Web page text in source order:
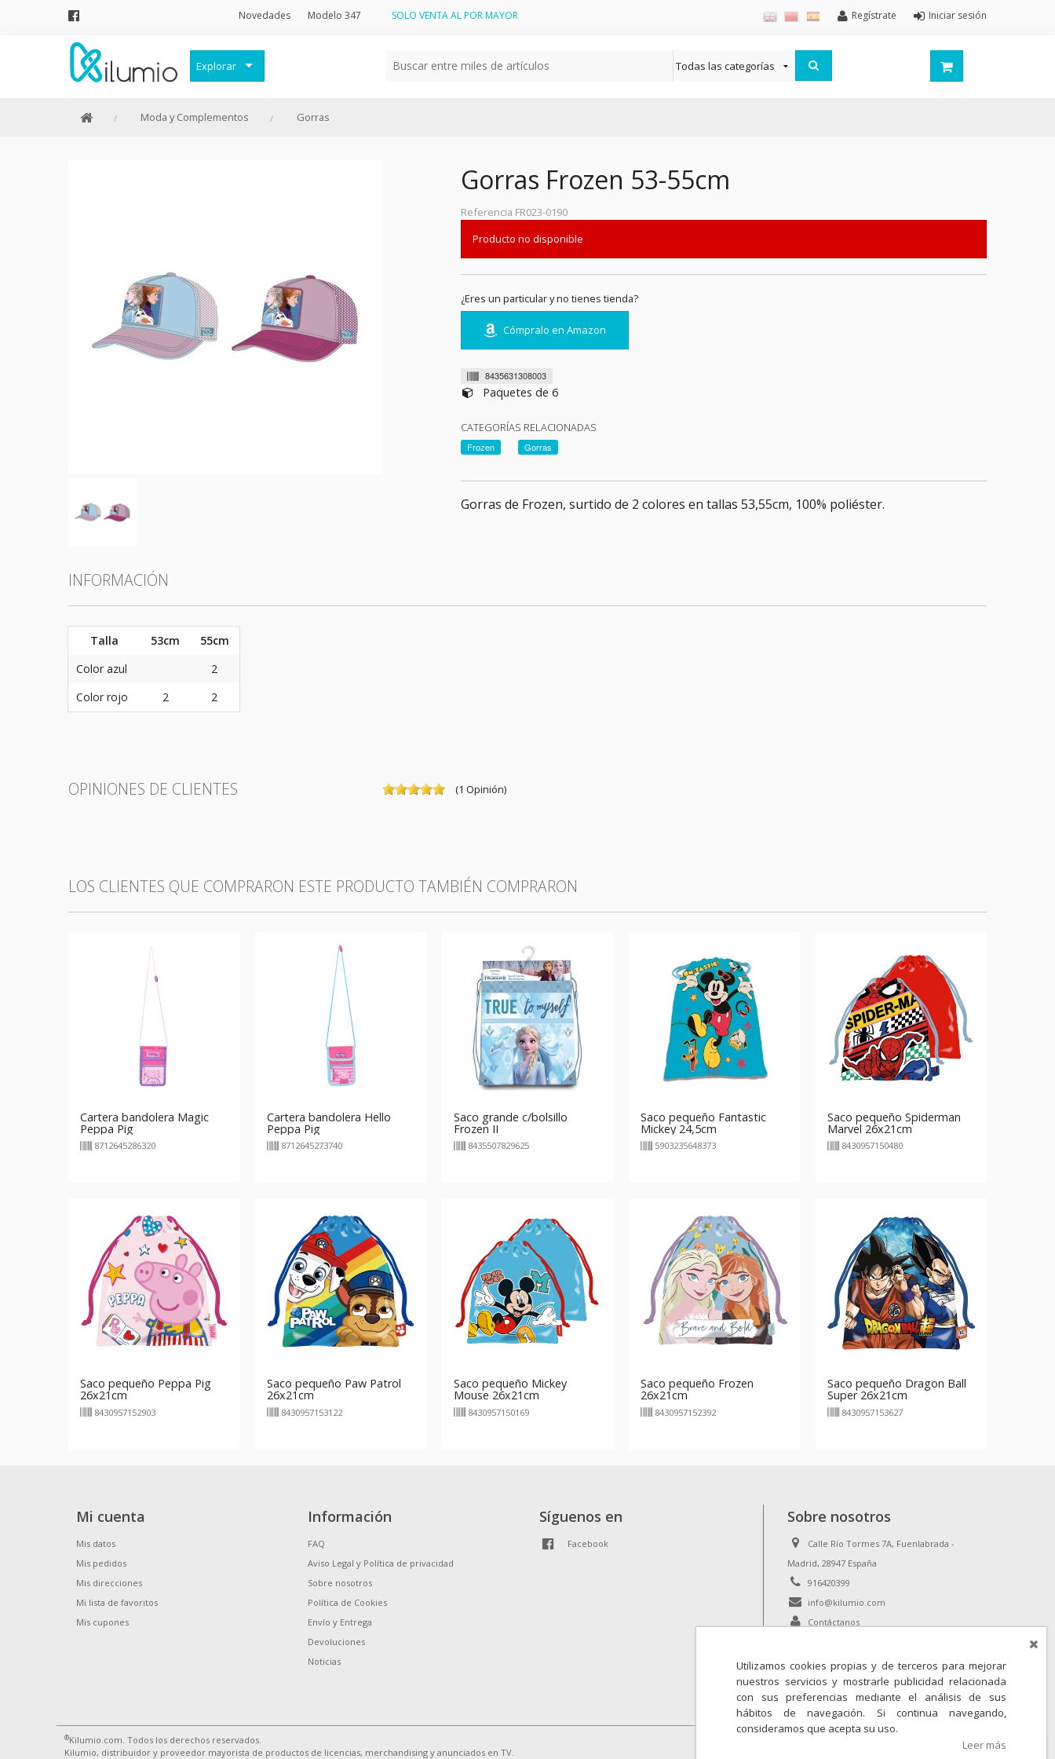
Novedades Modelo 347 SOLO VENTA AL POR MAYOR Iniciar sesión
Regístrate
Explorar
Frases Originales
Outlet
Personajes y marcas
Moda y Complementos Gorras
Gorras Frozen 53-55cm
Referencia FR023-0190
Producto no disponible
¿Eres un particular y no tienes tienda?
Cómpralo en Amazon
8435631308003
Paquetes de 6
CATEGORÍAS RELACIONADAS
Frozen Gorras
Gorras de Frozen, surtido de 2 colores en tallas 53,55cm, 100% poliéster.
INFORMACIÓN
Talla 53cm
55cm
Color azul
2
Color rojo
2 2
OPINIONES DE CLIENTES (1 Opinión)
LOS CLIENTES QUE COMPRARON ESTE PRODUCTO TAMBIÉN COMPRARON
Cartera bandolera Magic
Peppa Pig
8712645286320
Cartera bandolera Hello
Peppa Pig
8712645273740
Saco grande c/bolsillo
Frozen II
8435507829625
Saco pequeño Fantastic
Mickey 24,5cm
5903235648373
Saco pequeño Spiderman
Marvel 26x21cm
8430957150480
Saco pequeño Peppa Pig
26x21cm
8430957152903
Saco pequeño Paw Patrol
26x21cm
8430957153122
Saco pequeño Mickey
Mouse 26x21cm
8430957150169
Saco pequeño Frozen
26x21cm
8430957152392
Saco pequeño Dragon Ball
Super 26x21cm
8430957153627
Mi cuenta
Mis datos
Mis pedidos
Mis direcciones
Mi lista de favoritos
Mis cupones
Información
FAQ
Aviso Legal y Política de privacidad
Sobre nosotros
Política de Cookies
Envío y Entrega
Devoluciones
Noticias
Síguenos en
Facebook
Sobre nosotros
Calle Río Tormes 7A, Fuenlabrada -
Madrid, 28947 España
916420399
info@kilumio.com
Contáctanos
®Kilumio.com. Todos los derechos reservados.
Kilumio, distribuidor y proveedor mayorista de productos de licencias, merchandising y anunciados en TV.
Utilizamos cookies propias y de terceros para mejorar
nuestros servicios y mostrarle publicidad relacionada
con sus preferencias mediante el análisis de sus
hábitos de navegación. Si continua navegando,
consideramos que acepta su uso.
Leer más